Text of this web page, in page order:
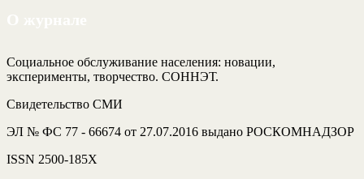
Социальное обслуживание населения: новации,
эксперименты, творчество. СОННЭТ.
Свидетельство СМИ
ЭЛ № ФС 77 - 66674 от 27.07.2016 выдано РОСКОМНАДЗОР
ISSN 2500-185Х